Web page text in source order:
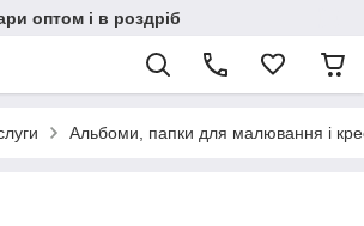
оптом і в роздріб
Альбоми, папки для малювання і